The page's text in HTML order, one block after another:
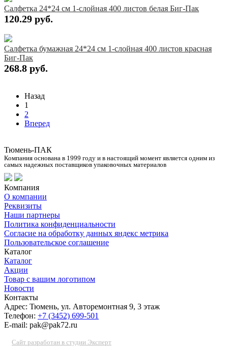
Салфетка 24*24 см 1-слойная 400 листов белая Биг-Пак
120.29 руб.
Салфетка бумажная 24*24 см 1-слойная 400 листов красная
Биг-Пак
268.8 руб.
Назад
1
2
Вперед
Тюмень-ПАК
Компания основана в 1999 году и в настоящий момент является одним из
самых надежных поставщиков упаковочных материалов
Компания
О компании
Реквизиты
Наши партнеры
Политика конфиденциальности
Согласие на обработку данных яндекс метрика
Пользовательское соглашение
Каталог
Каталог
Акции
Товар с вашим логотипом
Новости
Контакты
Адрес: Тюмень, ул. Авторемонтная 9, 3 этаж
Телефон: +7 (3452) 699-501
E-mail: pak@pak72.ru
Сайт разработан в студии Эксперт